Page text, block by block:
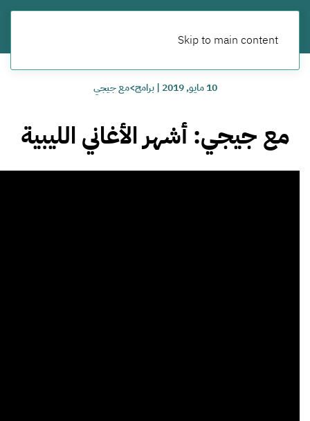
Skip to main content
10 مايو, 2019 |برامج>مع جيجي
مع جيجي: أشهر الأغاني الليبية